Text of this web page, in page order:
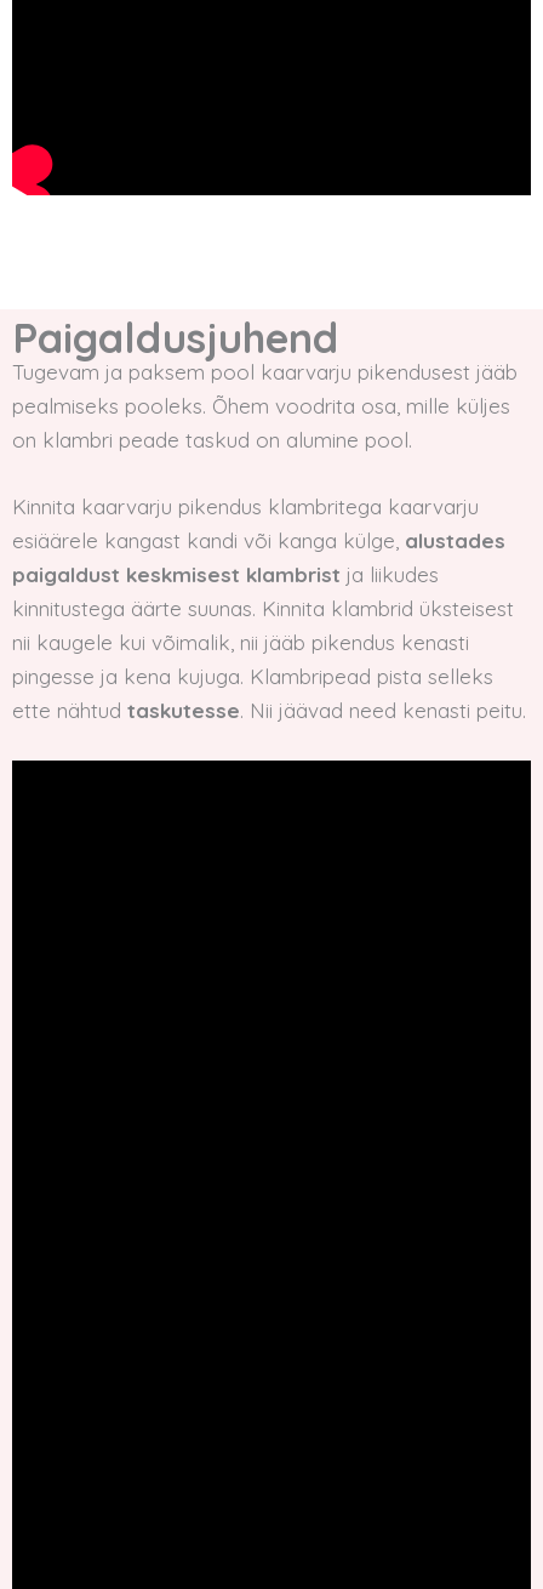
Paigaldusjuhend
Tugevam ja paksem pool kaarvarju pikendusest jääb
pealmiseks pooleks. Õhem voodrita osa, mille küljes
on klambri peade taskud on alumine pool.
Kinnita kaarvarju pikendus klambritega kaarvarju
esiäärele kangast kandi või kanga külge, alustades
paigaldust keskmisest klambrist ja liikudes
kinnitustega äärte suunas. Kinnita klambrid üksteisest
nii kaugele kui võimalik, nii jääb pikendus kenasti
pingesse ja kena kujuga. Klambripead pista selleks
ette nähtud taskutesse. Nii jäävad need kenasti peitu.